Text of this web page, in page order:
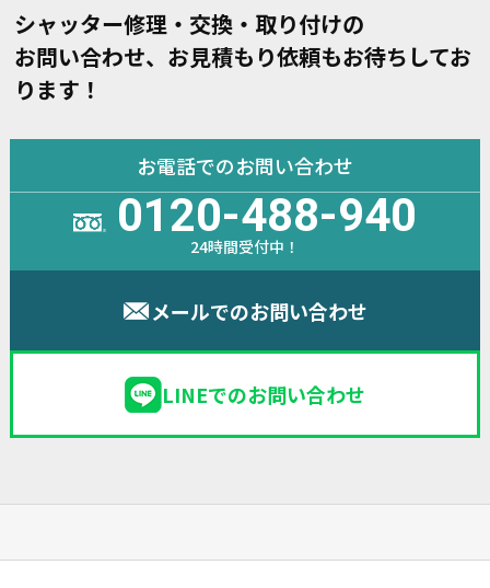
シャッター修理・交換・取り付けの
お問い合わせ、お見積もり依頼もお待ちしてお
ります！
お電話でのお問い合わせ
0120-488-940
24時間受付中！
メールでのお問い合わせ
LINEでのお問い合わせ